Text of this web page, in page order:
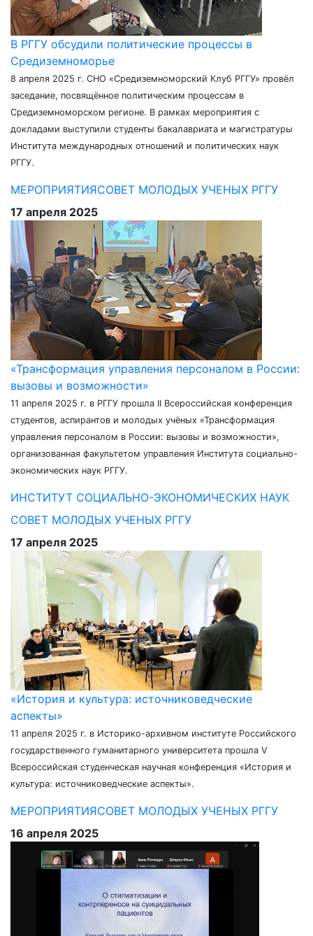
В РГГУ обсудили политические процессы в
Средиземноморье
8 апреля 2025 г. СНО «Средиземноморский Клуб РГГУ» провёл
заседание, посвящённое политическим процессам в
Средиземноморском регионе. В рамках мероприятия с
докладами выступили студенты бакалавриата и магистратуры
Института международных отношений и политических наук
РГГУ.
МЕРОПРИЯТИЯСОВЕТ МОЛОДЫХ УЧЕНЫХ РГГУ
17 апреля 2025
«Трансформация управления персоналом в России:
вызовы и возможности»
11 апреля 2025 г. в РГГУ прошла II Всероссийская конференция
студентов, аспирантов и молодых учёных «Трансформация
управления персоналом в России: вызовы и возможности»,
организованная факультетом управления Института социально-
экономических наук РГГУ.
ИНСТИТУТ СОЦИАЛЬНО-ЭКОНОМИЧЕСКИХ НАУК
СОВЕТ МОЛОДЫХ УЧЕНЫХ РГГУ
17 апреля 2025
«История и культура: источниковедческие
аспекты»
11 апреля 2025 г. в Историко-архивном институте Российского
государственного гуманитарного университета прошла V
Всероссийская студенческая научная конференция «История и
культура: источниковедческие аспекты».
МЕРОПРИЯТИЯСОВЕТ МОЛОДЫХ УЧЕНЫХ РГГУ
16 апреля 2025